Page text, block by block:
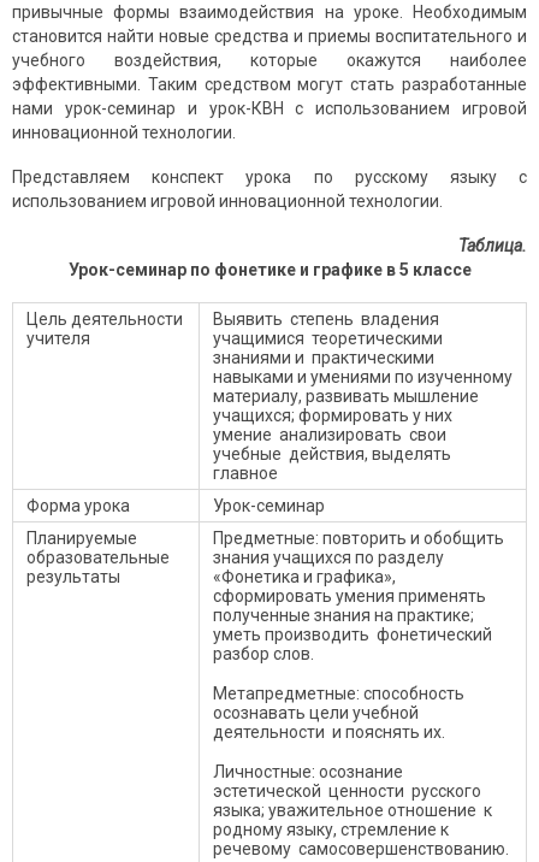
привычные формы взаимодействия на уроке. Необходимым
становится найти новые средства и приемы воспитательного и
учебного воздействия, которые окажутся наиболее
эффективными. Таким средством могут стать разработанные
нами урок-семинар и урок-КВН с использованием игровой
инновационной технологии.
Представляем конспект урока по русскому языку с
использованием игровой инновационной технологии.
Таблица.
Урок-семинар по фонетике и графике в 5 классе
Цель деятельности
учителя
Выявить степень владения
учащимися теоретическими
знаниями и практическими
навыками и умениями по изученному
материалу, развивать мышление
учащихся; формировать у них
умение анализировать свои
учебные действия, выделять
главное
Форма урока
Урок-семинар
Планируемые
образовательные
результаты
Предметные: повторить и обобщить
знания учащихся по разделу
«Фонетика и графика»,
сформировать умения применять
полученные знания на практике;
уметь производить фонетический
разбор слов.
Метапредметные: способность
осознавать цели учебной
деятельности и пояснять их.
Личностные: осознание
эстетической ценности русского
языка; уважительное отношение к
родному языку, стремление к
речевому самосовершенствованию.